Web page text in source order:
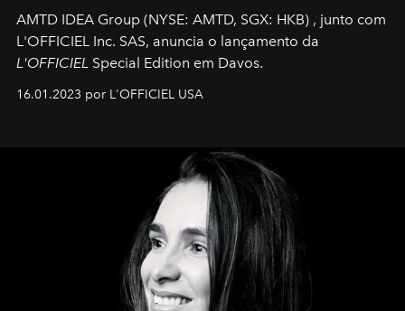
AMTD IDEA Group (NYSE: AMTD, SGX: HKB) , junto com
L'OFFICIEL Inc. SAS, anuncia o lançamento da
L'OFFICIEL Special Edition em Davos.
16.01.2023 por L'OFFICIEL USA